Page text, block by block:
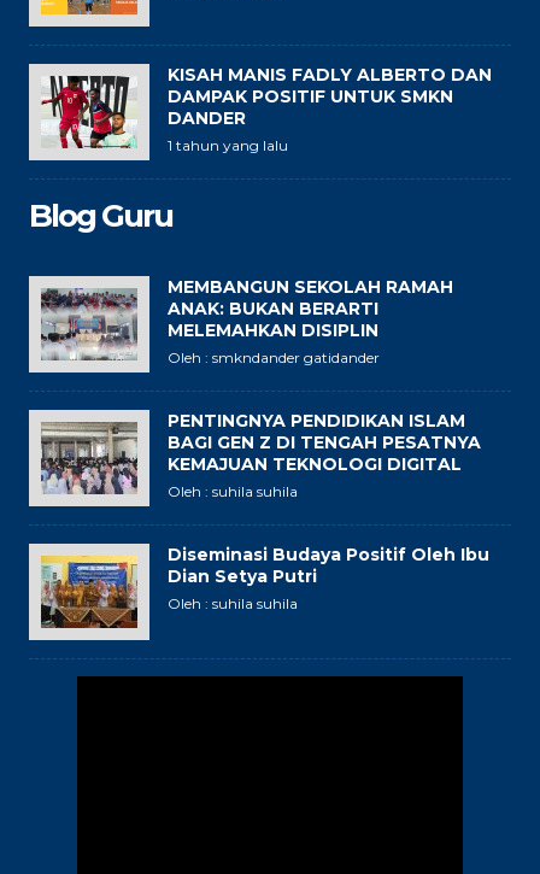
KISAH MANIS FADLY ALBERTO DAN
DAMPAK POSITIF UNTUK SMKN
DANDER
1 tahun yang lalu
Blog Guru
MEMBANGUN SEKOLAH RAMAH
ANAK: BUKAN BERARTI
MELEMAHKAN DISIPLIN
Oleh : smkndander gatidander
PENTINGNYA PENDIDIKAN ISLAM
BAGI GEN Z DI TENGAH PESATNYA
KEMAJUAN TEKNOLOGI DIGITAL
Oleh : suhila suhila
Diseminasi Budaya Positif Oleh Ibu
Dian Setya Putri
Oleh : suhila suhila